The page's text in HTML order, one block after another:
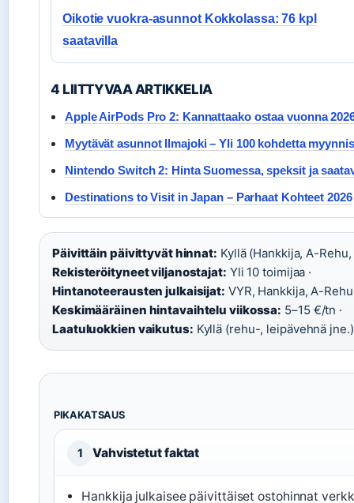
Oikotie vuokra-asunnot Kokkolassa: 76 kpl
saatavilla
4 LIITTYVAA ARTIKKELIA
Apple AirPods Pro 2: Kannattaako ostaa vuonna
Myytävät asunnot Ilmajoki – Yli 100 kohdetta
Nintendo Switch 2: Hinta Suomessa, speksit ja
Destinations to Visit in Japan – Parhaat Kohteet 2026
Päivittäin päivittyvät hinnat: Kyllä (Hankkija, A-Rehu,
Rekisteröityneet viljanostajat: Yli 10 toimijaa ·
Hintanoteerausten julkaisijat: VYR, Hankkija, A-Rehu
Keskimääräinen hintavaihtelu viikossa: 5–15 €/tn ·
Laatuluokkien vaikutus: Kyllä (rehu-, leipävehnä jne.)
PIKAKATSAUS
1 Vahvistetut faktat
Hankkija julkaisee päivittäiset ostohinnat